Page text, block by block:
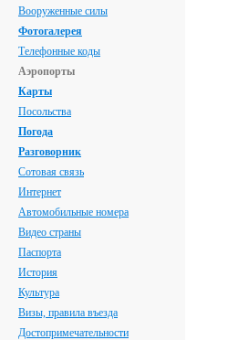
Вооруженные силы
Фотогалерея
Телефонные коды
Аэропорты
Карты
Посольства
Погода
Разговорник
Сотовая связь
Интернет
Автомобильные номера
Видео страны
Паспорта
История
Культура
Визы, правила въезда
Достопримечательности